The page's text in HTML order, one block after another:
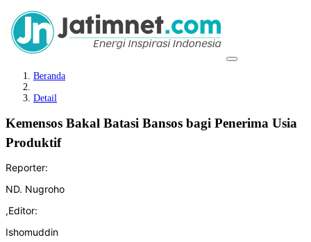
Beranda
Detail
Kemensos Bakal Batasi Bansos bagi Penerima Usia
Produktif
Reporter:
ND. Nugroho
,Editor:
Ishomuddin